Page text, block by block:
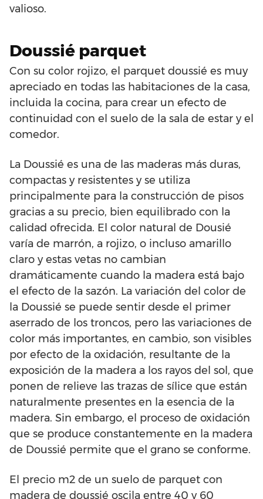
valioso.
Doussié parquet
Con su color rojizo, el parquet doussié es muy
apreciado en todas las habitaciones de la casa,
incluida la cocina, para crear un efecto de
continuidad con el suelo de la sala de estar y el
comedor.
La Doussié es una de las maderas más duras,
compactas y resistentes y se utiliza
principalmente para la construcción de pisos
gracias a su precio, bien equilibrado con la
calidad ofrecida. El color natural de Dousié
varía de marrón, a rojizo, o incluso amarillo
claro y estas vetas no cambian
dramáticamente cuando la madera está bajo
el efecto de la sazón. La variación del color de
la Doussié se puede sentir desde el primer
aserrado de los troncos, pero las variaciones de
color más importantes, en cambio, son visibles
por efecto de la oxidación, resultante de la
exposición de la madera a los rayos del sol, que
ponen de relieve las trazas de sílice que están
naturalmente presentes en la esencia de la
madera. Sin embargo, el proceso de oxidación
que se produce constantemente en la madera
de Doussié permite que el grano se conforme.
El precio m2 de un suelo de parquet con
madera de doussié oscila entre 40 y 60